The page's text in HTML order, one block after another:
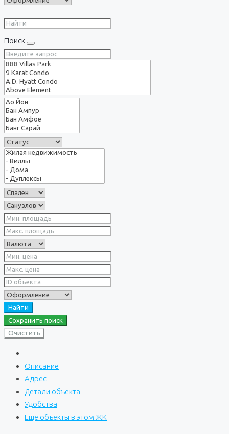
Поиск
Найти
Сохранить поиск
Очистить
Описание
Адрес
Детали объекта
Удобства
Еще объекты в этом ЖК